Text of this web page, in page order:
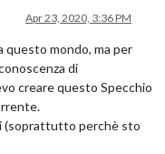
Apr 23, 2020, 3:36 PM
questo mondo, ma per
di
creare questo Specchio
(soprattutto perchè sto